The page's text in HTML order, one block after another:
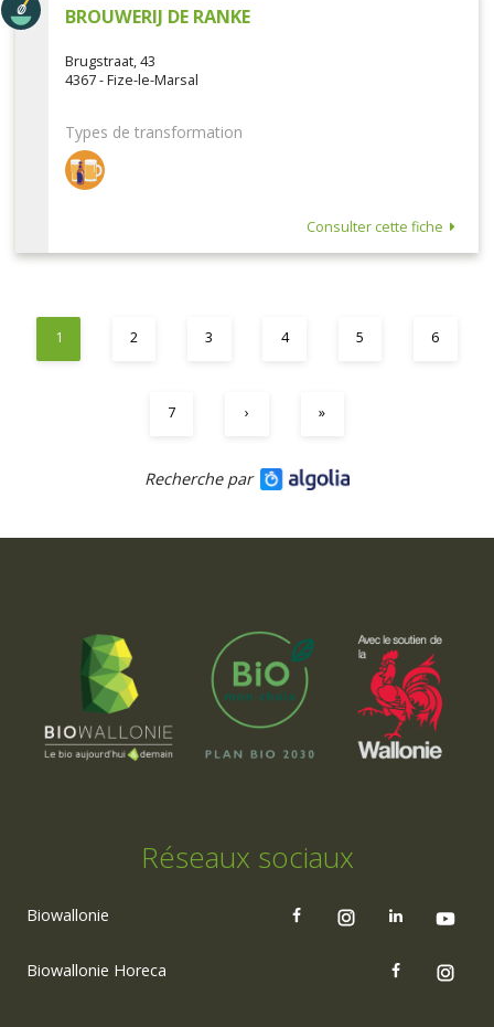
BROUWERIJ DE RANKE
Brugstraat, 43
4367 - Fize-le-Marsal
Types de transformation
Consulter cette fiche
1 2 3 4 5 6
7 › »
Recherche par
Réseaux sociaux
Biowallonie
Biowallonie Horeca